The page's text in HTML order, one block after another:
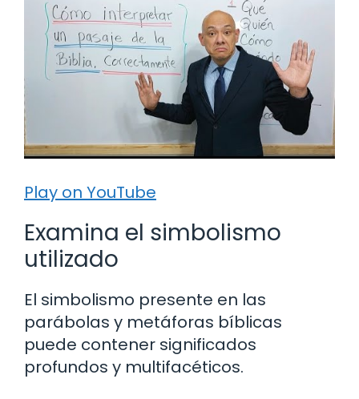
Play on YouTube
Examina el simbolismo
utilizado
El simbolismo presente en las
parábolas y metáforas bíblicas
puede contener significados
profundos y multifacéticos.